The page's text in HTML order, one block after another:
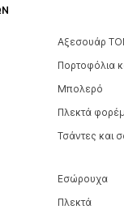
Αξεσουάρ
Πορτοφόλια
Μπολερό
Πλεκτά
Τσάντες και
Εσώρουχα
Πλεκτά